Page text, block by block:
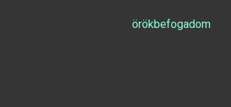
örökbefogadom